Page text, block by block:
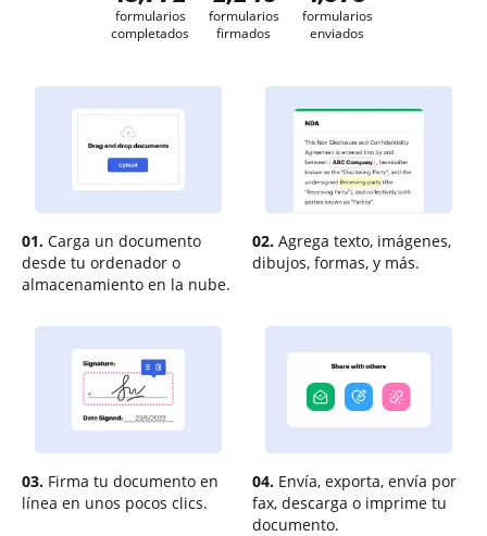
formularios
completados
formularios
firmados
formularios
enviados
01. Carga un documento
desde tu ordenador o
almacenamiento en la nube.
02. Agrega texto, imágenes,
dibujos, formas, y más.
03. Firma tu documento en
línea en unos pocos clics.
04. Envía, exporta, envía por
fax, descarga o imprime tu
documento.